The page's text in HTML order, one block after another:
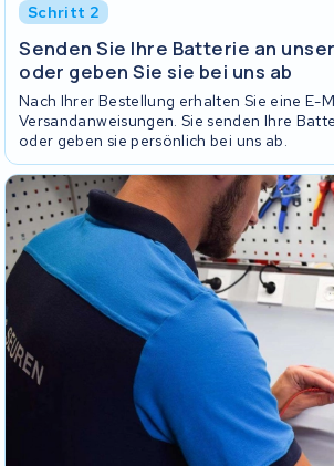
Schritt 2
Senden Sie Ihre Batterie an
oder geben Sie sie bei uns ab
Nach Ihrer Bestellung erhalten Sie eine E-
Versandanweisungen. Sie senden Ihre
oder geben sie persönlich bei uns ab.